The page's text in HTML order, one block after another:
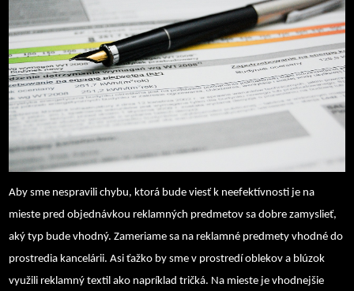
Aby sme nespravili chybu, ktorá bude viesť k neefektívnosti je na
mieste pred objednávkou reklamných predmetov sa dobre zamyslieť,
aký typ bude vhodný. Zameriame sa na reklamné predmety vhodné do
prostredia kancelárii. Asi ťažko by sme v prostredí oblekov a blúzok
využili reklamný textil ako napríklad tričká. Na mieste je vhodnejšie